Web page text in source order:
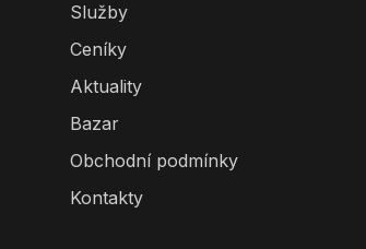
Služby
Ceníky
Aktuality
Bazar
Obchodní podmínky
Kontakty